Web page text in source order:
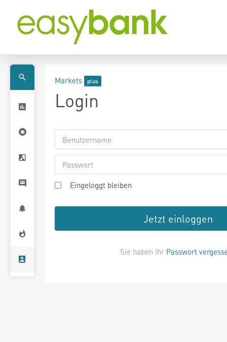
Markets
Login
Eingeloggt bleiben
Jetzt einloggen
Sie haben Ihr Passwort